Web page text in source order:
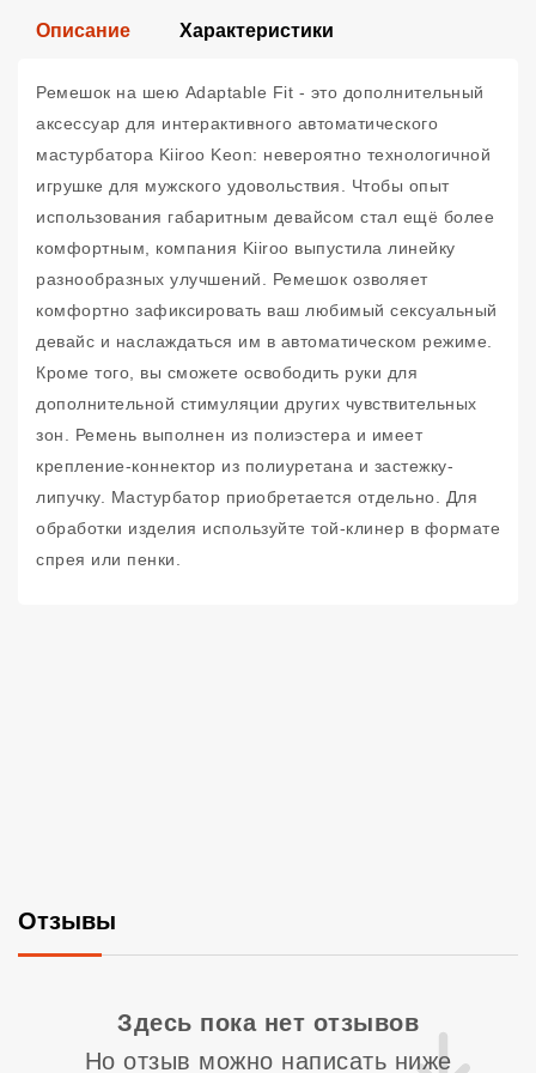
Описание Характеристики
Ремешок на шею Adaptable Fit - это дополнительный
аксессуар для интерактивного автоматического
мастурбатора Kiiroo Keon: невероятно технологичной
игрушке для мужского удовольствия. Чтобы опыт
использования габаритным девайсом стал ещё более
комфортным, компания Kiiroo выпустила линейку
разнообразных улучшений. Ремешок озволяет
комфортно зафиксировать ваш любимый сексуальный
девайс и наслаждаться им в автоматическом режиме.
Кроме того, вы сможете освободить руки для
дополнительной стимуляции других чувствительных
зон. Ремень выполнен из полиэстера и имеет
крепление-коннектор из полиуретана и застежку-
липучку. Мастурбатор приобретается отдельно. Для
обработки изделия используйте той-клинер в формате
спрея или пенки.
Отзывы
Здесь пока нет отзывов
Но отзыв можно написать ниже